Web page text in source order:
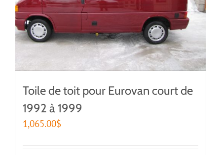
Toile de toit pour Eurovan court de
1992 à 1999
1,065.00$